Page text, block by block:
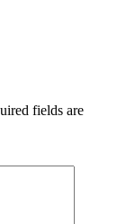
fields are